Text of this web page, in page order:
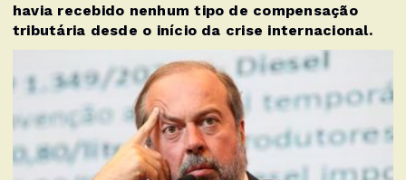
havia recebido nenhum tipo de compensação
tributária desde o início da crise internacional.